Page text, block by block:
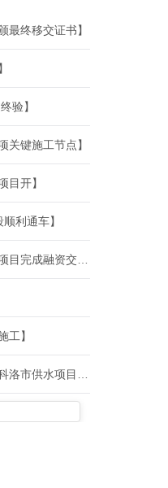
最终移交证书】
验】
关键施工节点】
目开】
利通车】
【7.53亿美元！安哥拉洛比托走廊铁路项目完成融资交割，非洲跨境铁路竞争升温】
工】
【中国电建承建的安哥拉穆孔达市与卡科洛市供水项目竣工通水】